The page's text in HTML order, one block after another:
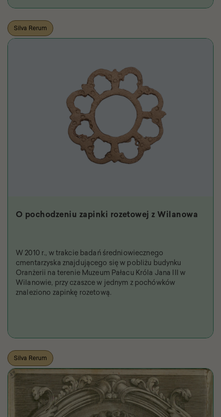
Silva Rerum
O pochodzeniu zapinki rozetowej z Wilanowa
W 2010 r., w trakcie badań średniowiecznego
cmentarzyska znajdującego się w pobliżu budynku
Oranżerii na terenie Muzeum Pałacu Króla Jana III w
Wilanowie, przy czaszce w jednym z pochówków
znaleziono zapinkę rozetową.
Silva Rerum